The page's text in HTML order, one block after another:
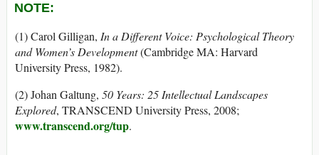
NOTE:
(1) Carol Gilligan, In a Different Voice: Psychological Theory
and Women’s Development(Cambridge MA: Harvard
University Press, 1982).
(2) Johan Galtung, 50 Years: 25 Intellectual Landscapes
Explored, TRANSCEND University Press, 2008;
www.transcend.org/tup.